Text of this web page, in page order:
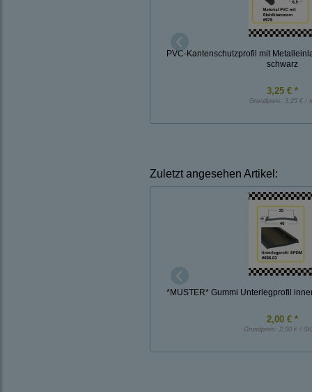
PVC-Kantenschutzprofil mit
schwarz
3,25 € *
Grundpreis: 3,25 € /
Zuletzt angesehen Artikel:
*MUSTER* Gummi Unterlegprofil
2,00 € *
Grundpreis: 2,00 € /